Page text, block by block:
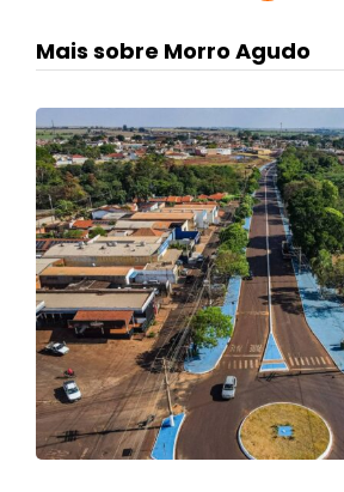
Mais sobre Morro Agudo